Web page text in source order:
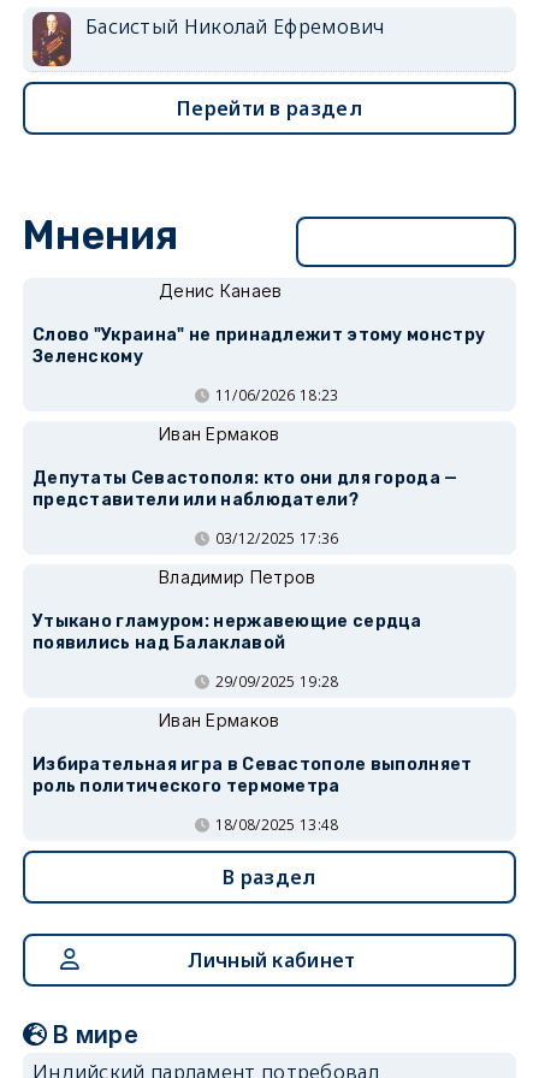
Басистый Николай Ефремович
Перейти в раздел
Мнения
Денис Канаев
Слово "Украина" не принадлежит этому монстру
Зеленскому
11/06/2026 18:23
Иван Ермаков
Депутаты Севастополя: кто они для города —
представители или наблюдатели?
03/12/2025 17:36
Владимир Петров
Утыкано гламуром: нержавеющие сердца
появились над Балаклавой
29/09/2025 19:28
Иван Ермаков
Избирательная игра в Севастополе выполняет
роль политического термометра
18/08/2025 13:48
В раздел
Личный кабинет
В мире
Индийский парламент потребовал